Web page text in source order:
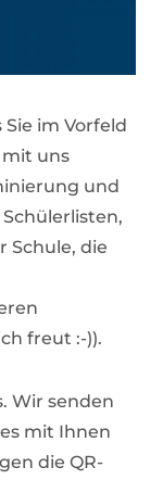
im Vorfeld
uns
und
Schule, die
freut :-)).
Wir senden
mit Ihnen
die QR-